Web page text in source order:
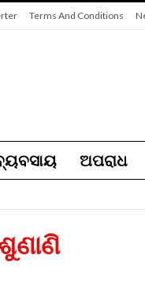
Terms And Conditions
ଅପରାଧ